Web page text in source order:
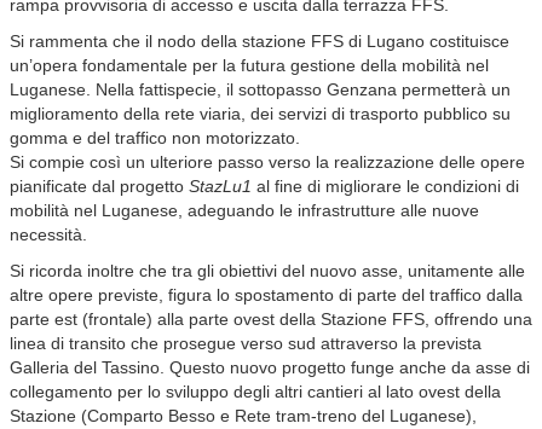
rampa provvisoria di accesso e uscita dalla terrazza FFS.
Si rammenta che il nodo della stazione FFS di Lugano costituisce
un’opera fondamentale per la futura gestione della mobilità nel
Luganese. Nella fattispecie, il sottopasso Genzana permetterà un
miglioramento della rete viaria, dei servizi di trasporto pubblico su
gomma e del traffico non motorizzato.
Si compie così un ulteriore passo verso la realizzazione delle opere
pianificate dal progetto StazLu1 al fine di migliorare le condizioni di
mobilità nel Luganese, adeguando le infrastrutture alle nuove
necessità.
Si ricorda inoltre che tra gli obiettivi del nuovo asse, unitamente alle
altre opere previste, figura lo spostamento di parte del traffico dalla
parte est (frontale) alla parte ovest della Stazione FFS, offrendo una
linea di transito che prosegue verso sud attraverso la prevista
Galleria del Tassino. Questo nuovo progetto funge anche da asse di
collegamento per lo sviluppo degli altri cantieri al lato ovest della
Stazione (Comparto Besso e Rete tram-treno del Luganese),